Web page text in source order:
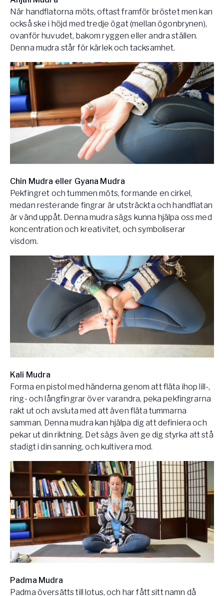
När handflatorna möts, oftast framför bröstet men kan
också ske i höjd med tredje ögat (mellan ögonbrynen),
ovanför huvudet, bakom ryggen eller andra ställen.
Denna mudra står för kärlek och tacksamhet.
Chin Mudra eller Gyana Mudra
Pekfingret och tummen möts, formande en cirkel,
medan resterande fingrar är utsträckta och handflatan
är vänd uppåt. Denna mudra sägs kunna hjälpa oss med
koncentration och kreativitet, och symboliserar
visdom.
Kali Mudra
Forma en pistol med händerna genom att fläta ihop lill-,
ring- och långfingrar över varandra, peka pekfingrarna
rakt ut och avsluta med att även fläta tummarna
samman. Denna mudra kan hjälpa dig att definiera och
pekar ut din riktning. Det sägs även ge dig styrka att stå
stadigt i din sanning, och kultivera mod.
Padma Mudra
Padma översätts till lotus, och har fått sitt namn då